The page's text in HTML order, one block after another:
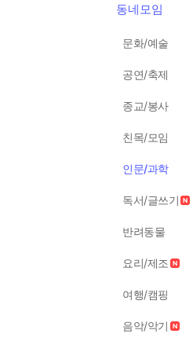
동네모임
문화/예술
공연/축제
종교/봉사
친목/모임
인문/과학
독서/글쓰기
반려동물
요리/제조
여행/캠핑
음악/악기